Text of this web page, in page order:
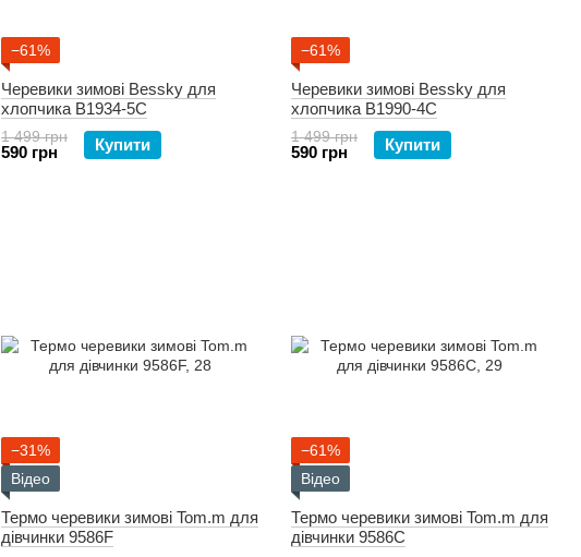
−61%
Черевики зимові Bessky для
хлопчика B1934-5C
1 499 грн
590 грн Купити
−61%
Черевики зимові Bessky для
хлопчика B1990-4C
1 499 грн
590 грн Купити
−31%
Відео
Термо черевики зимові Tom.m для
дівчинки 9586F
−61%
Відео
Термо черевики зимові Tom.m для
дівчинки 9586C